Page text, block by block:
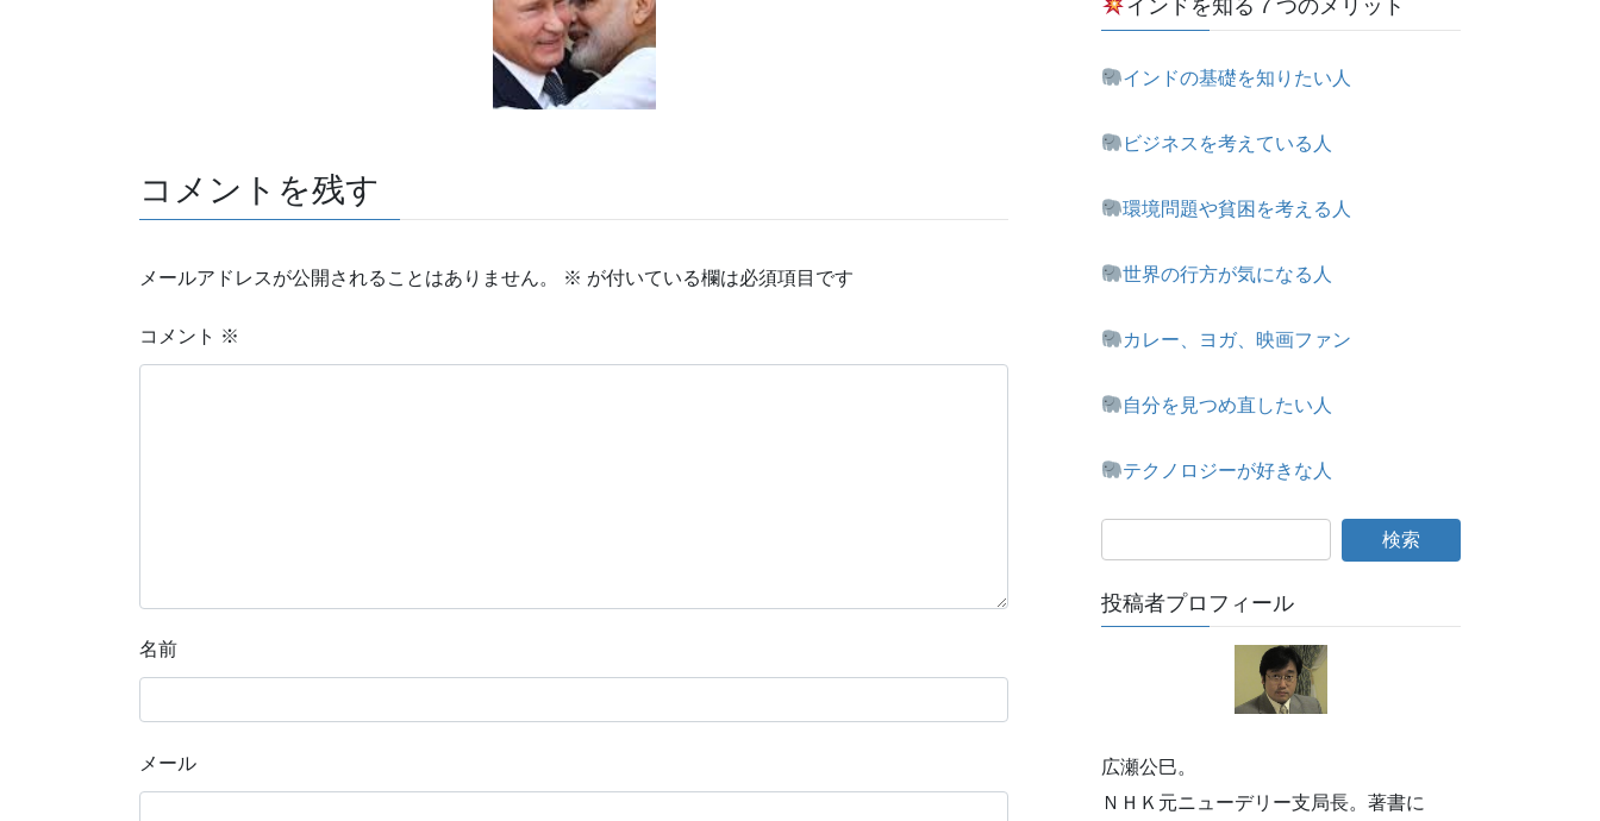
コメントを残す
メールアドレスが公開されることはありません。 ※ が付いている欄は必須項目です
コメント ※
名前
メール
インドを知る７つのメリット
インドの基礎を知りたい人
ビジネスを考えている人
環境問題や貧困を考える人
世界の行方が気になる人
カレー、ヨガ、映画ファン
自分を見つめ直したい人
テクノロジーが好きな人
投稿者プロフィール
広瀬公巳。
ＮＨＫ元ニューデリー支局長。著書に